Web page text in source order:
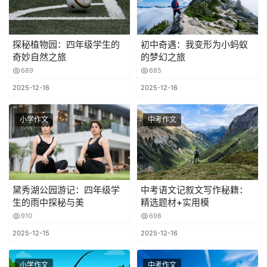
探秘植物园：四年级学生的
奇妙自然之旅
689
2025-12-16
初中奇遇：我变形为小蚂蚁
的梦幻之旅
685
2025-12-16
小学作文
黛秀湖公园游记：四年级学
生的雨中探秘与美
910
2025-12-15
中考作文
中考语文记叙文写作秘籍：
精选题材+实用模
698
2025-12-16
小学作文 中考作文